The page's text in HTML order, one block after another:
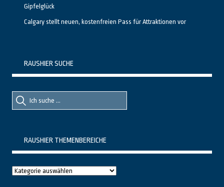
Gipfelglück
Calgary stellt neuen, kostenfreien Pass für Attraktionen vor
RAUSHIER SUCHE
Suche
nach::
Suche
nach:
RAUSHIER THEMENBEREICHE
Raushier